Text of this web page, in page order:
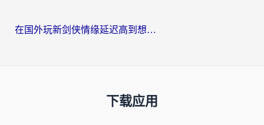
在国外玩新剑侠情缘延迟高到想摔手机？海外玩家亲测有效的加速器选择指南
下载应用